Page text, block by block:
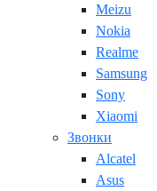
Meizu
Nokia
Realme
Samsung
Sony
Xiaomi
Звонки
Alcatel
Asus